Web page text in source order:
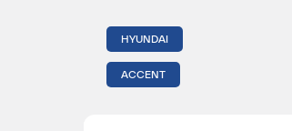
HYUNDAI
ACCENT